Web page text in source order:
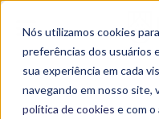
Nós utilizamos cookies
preferências dos usuários
sua experiência em cada
navegando em nosso site,
política de cookies e com o